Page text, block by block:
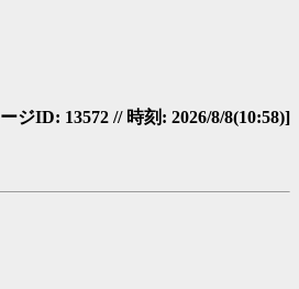
ID: 13572 // 時刻: 2026/8/8(10:58)]